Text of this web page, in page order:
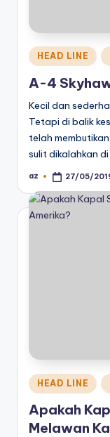
Posted
in
HEAD LINE
A-4
Kecil dan
Tetapi di balik
telah
sulit dikalahkan
Posted
az 27/05/
Posted
in
HEAD LINE
Apakah
Melawan